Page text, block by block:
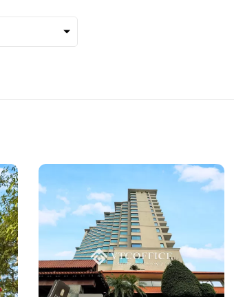
Gửi yêu cầu